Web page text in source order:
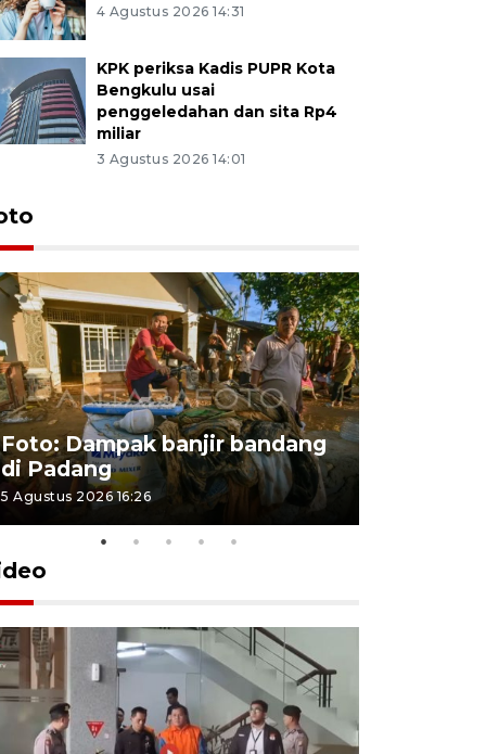
4 Agustus 2026 14:31
KPK periksa Kadis PUPR Kota
Bengkulu usai
penggeledahan dan sita Rp4
miliar
3 Agustus 2026 14:01
Foto: Dampak banjir bandang
di Padang
5 Agustus 2026 16:26